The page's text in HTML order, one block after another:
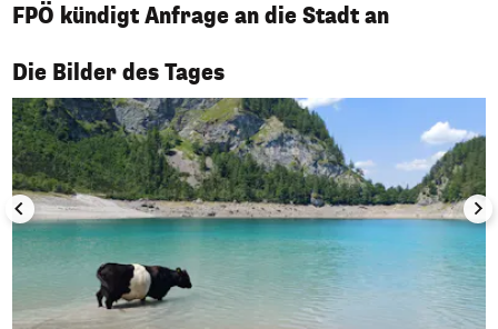
FPÖ kündigt Anfrage an die Stadt an
Die Bilder des Tages
1/50